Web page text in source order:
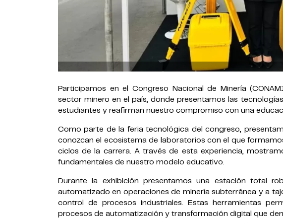
Participamos en el Congreso Nacional de Minería
sector minero en el país, donde presentamos las
estudiantes y reafirman nuestro compromiso con una
Como parte de la feria tecnológica del congreso,
conozcan el ecosistema de laboratorios con el que
ciclos de la carrera. A través de esta experiencia,
fundamentales de nuestro modelo educativo.
Durante la exhibición presentamos una estación total
automatizado en operaciones de minería subterránea y a
control de procesos industriales. Estas herramientas
procesos de automatización y transformación digital que